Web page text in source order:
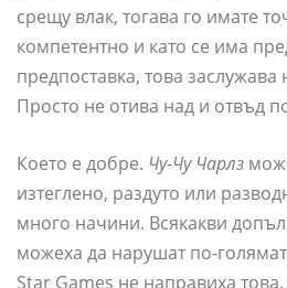
срещу влак, тогава го имате
компетентно и като се има
предпоставка, това
Просто не отива над и отвъд
Което е добре. Чу-Чу Чарлз
изтеглено, раздуто или
много начини. Всякакви
можеха да нарушат по-
Star Games не направиха